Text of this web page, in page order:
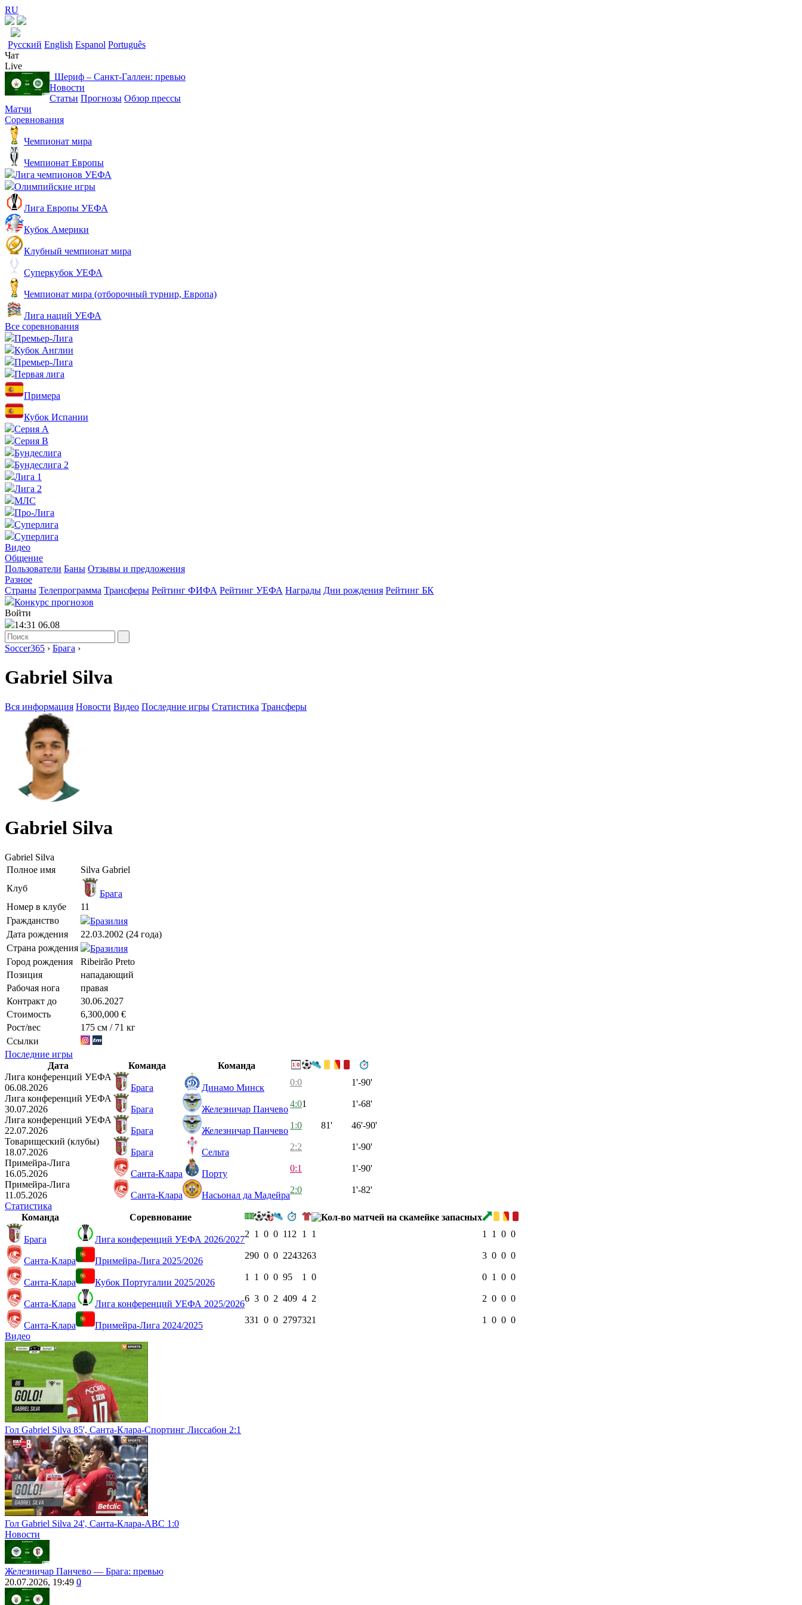
RU
Русский English Espanol Português
Чат
Live
Шериф – Санкт-Галлен: превью
Новости
Статьи Прогнозы Обзор прессы
Матчи
Соревнования
Чемпионат мира
Чемпионат Европы
Лига чемпионов УЕФА
Олимпийские игры
Лига Европы УЕФА
Кубок Америки
Клубный чемпионат мира
Суперкубок УЕФА
Чемпионат мира (отборочный турнир, Европа)
Лига наций УЕФА
Все соревнования
Премьер-Лига
Кубок Англии
Премьер-Лига
Первая лига
Примера
Кубок Испании
Серия А
Серия B
Бундеслига
Бундеслига 2
Лига 1
Лига 2
МЛС
Про-Лига
Суперлига
Суперлига
Видео
Общение
Пользователи Баны Отзывы и предложения
Разное
Страны Телепрограмма Трансферы Рейтинг ФИФА Рейтинг УЕФА Награды Дни рождения Рейтинг БК
Конкурс прогнозов
Войти
14:31 06.08
Soccer365 › Брага ›
Gabriel Silva
Вся информация Новости Видео Последние игры Статистика Трансферы
Gabriel Silva
Gabriel Silva
Полное имя
Silva Gabriel
Клуб
Брага
Номер в клубе
11
Гражданство
Бразилия
Дата рождения
22.03.2002 (24 года)
Страна рождения
Бразилия
Город рождения
Ribeirão Preto
Позиция
нападающий
Рабочая нога
правая
Контракт до
30.06.2027
Стоимость
6,300,000 €
Рост/вес
175 см / 71 кг
Ссылки
Последние игры
Дата
Команда
Команда
Лига конференций УЕФА
06.08.2026
Брага Динамо Минск
0:0
1'-90'
Лига конференций УЕФА
30.07.2026
Брага Железничар Панчево
4:01
1'-68'
Лига конференций УЕФА
22.07.2026
Брага Железничар Панчево
1:0 81'
46'-90'
Товарищеский (клубы)
18.07.2026
Брага Сельта
2:2
1'-90'
Примейра-Лига
16.05.2026
Санта-Клара Порту
0:1
1'-90'
Примейра-Лига
11.05.2026
Санта-Клара Насьонал да Мадейра
2:0
1'-82'
Статистика
Команда
Соревнование
Брага Лига конференций УЕФА 2026/2027
2 1 0 0 112 1 1 1 1 0 0
Санта-Клара Примейра-Лига 2025/2026
290 0 0 2243263 3 0 0 0
Санта-Клара Кубок Португалии 2025/2026
1 1 0 0 95 1 0 0 1 0 0
Санта-Клара Лига конференций УЕФА 2025/2026
6 3 0 2 409 4 2 2 0 0 0
Санта-Клара Примейра-Лига 2024/2025
331 0 0 2797321 1 0 0 0
Видео
Гол Gabriel Silva 85', Санта-Клара-Спортинг Лиссабон 2:1
Гол Gabriel Silva 24', Санта-Клара-АВС 1:0
Новости
Железничар Панчево ― Брага: превью
20.07.2026, 19:49 0